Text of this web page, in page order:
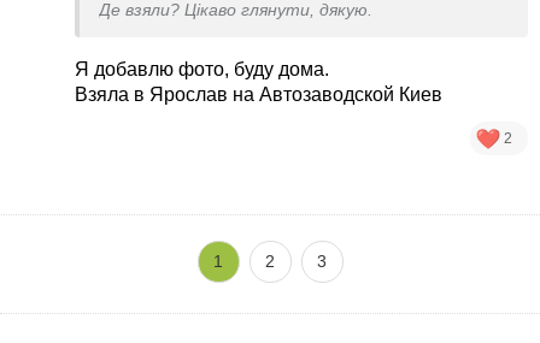
Де взяли? Цікаво глянути, дякую.
Я добавлю фото, буду дома.
Взяла в Ярослав на Автозаводской Киев
2
1 2 3